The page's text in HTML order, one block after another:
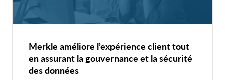
Merkle améliore l’expérience client tout
en assurant la gouvernance et la sécurité
des données